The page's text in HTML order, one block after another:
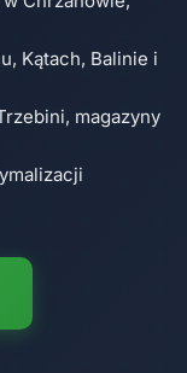
Kątach, Balinie i
magazyny